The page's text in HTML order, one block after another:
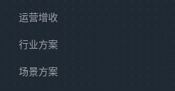
运营增收
行业方案
场景方案